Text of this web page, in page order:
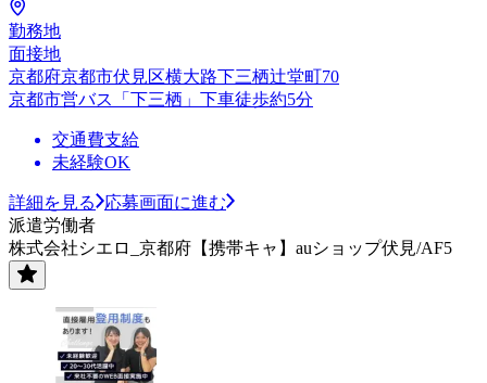
勤務地
面接地
京都府京都市伏見区横大路下三栖辻堂町70
京都市営バス「下三栖」下車徒歩約5分
交通費支給
未経験OK
詳細を見る
応募画面に進む
派遣労働者
株式会社シエロ_京都府【携帯キャ】auショップ伏見/AF5